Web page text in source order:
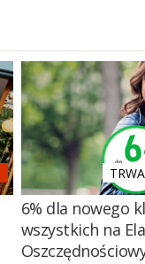
6% dla nowego
wszystkich na